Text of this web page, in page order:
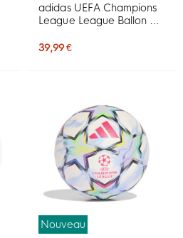
adidas UEFA Champions
League League Ballon de
Noir Multicolore
39,99 €
Nouveau